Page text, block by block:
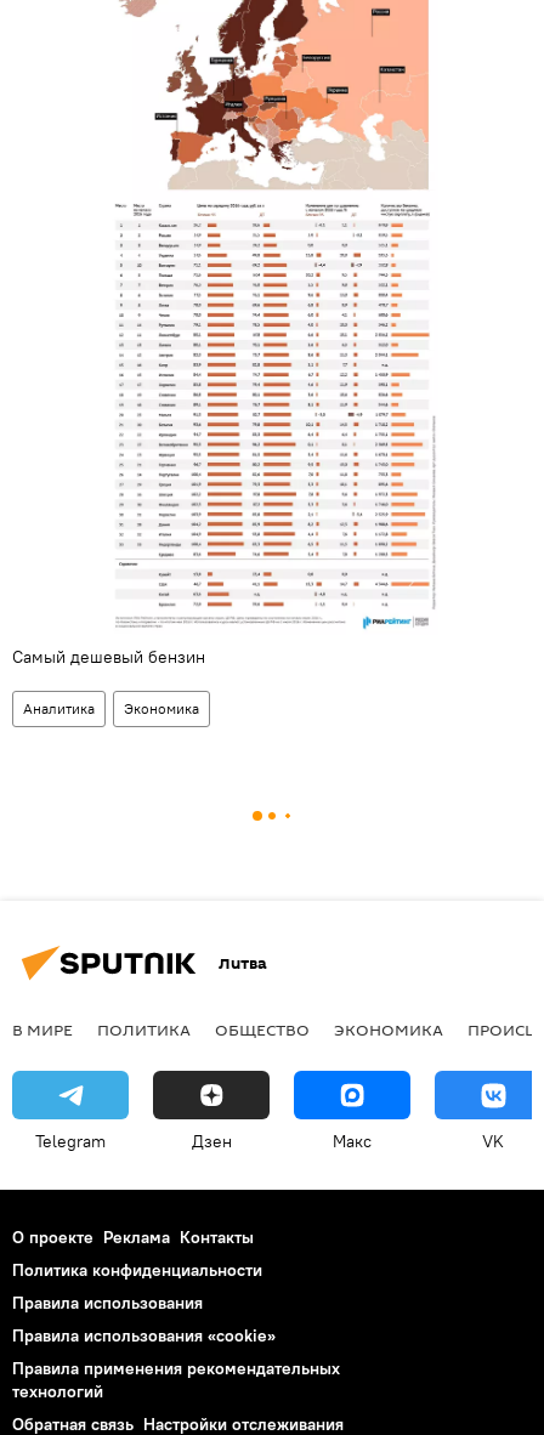
Самый дешевый бензин
Аналитика Экономика
Литва
В МИРЕ ПОЛИТИКА ОБЩЕСТВО ЭКОНОМИКА
Telegram Дзен Макс VK
О проекте Реклама Контакты
Политика конфиденциальности
Правила использования
Правила использования «cookie»
Правила применения рекомендательных
технологий
Обратная связь Настройки отслеживания